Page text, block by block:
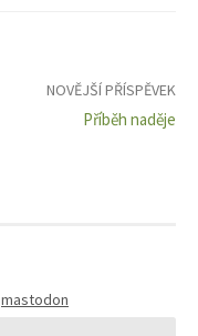
NOVĚJŠÍ PŘÍSPĚVEK
Příběh naděje
mastodon